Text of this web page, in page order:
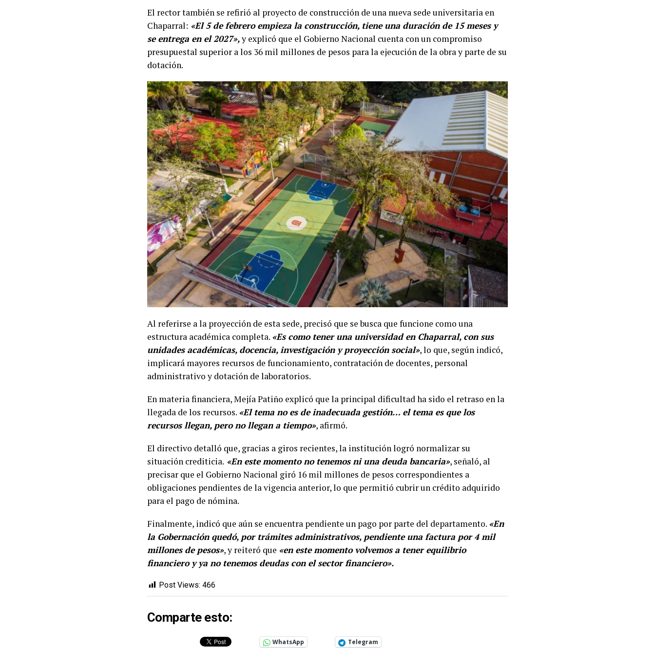
El rector también se refirió al proyecto de construcción de una nueva sede universitaria en
Chaparral: «El 5 de febrero empieza la construcción, tiene una duración de 15 meses y
se entrega en el 2027»,y explicó que el Gobierno Nacional cuenta con un compromiso
presupuestal superior a los 36 mil millones de pesos para la ejecución de la obra y parte de su
dotación.
Al referirse a la proyección de esta sede, precisó que se busca que funcione como una
estructura académica completa. «Es como tener una universidad en Chaparral, con sus
unidades académicas, docencia, investigación y proyección social», lo que, según indicó,
implicará mayores recursos de funcionamiento, contratación de docentes, personal
administrativo y dotación de laboratorios.
En materia financiera, Mejía Patiño explicó que la principal dificultad ha sido el retraso en la
llegada de los recursos. «El tema no es de inadecuada gestión… el tema es que los
recursos llegan, pero no llegan a tiempo», afirmó.
El directivo detalló que, gracias a giros recientes, la institución logró normalizar su
situación crediticia. «En este momento no tenemos ni una deuda bancaria», señaló, al
precisar que el Gobierno Nacional giró 16 mil millones de pesos correspondientes a
obligaciones pendientes de la vigencia anterior, lo que permitió cubrir un crédito adquirido
para el pago de nómina.
Finalmente, indicó que aún se encuentra pendiente un pago por parte del departamento. «En
la Gobernación quedó, por trámites administrativos, pendiente una factura por 4 mil
millones de pesos», y reiteró que «en este momento volvemos a tener equilibrio
financiero y ya no tenemos deudas con el sector financiero».
Post Views: 466
Comparte esto:
WhatsApp Telegram